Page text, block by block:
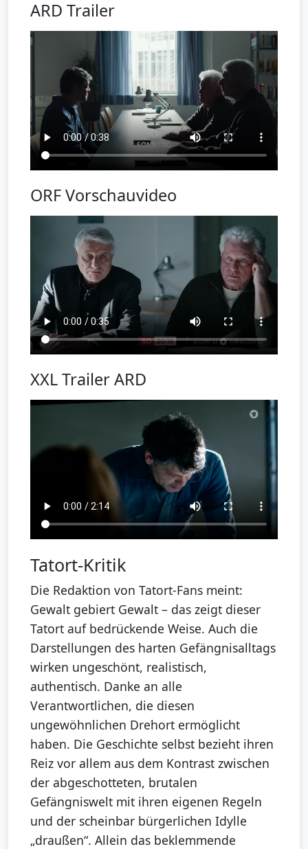
ARD Trailer
ORF Vorschauvideo
XXL Trailer ARD
Tatort-Kritik
Die Redaktion von Tatort-Fans meint:
Gewalt gebiert Gewalt – das zeigt dieser
Tatort auf bedrückende Weise. Auch die
Darstellungen des harten Gefängnisalltags
wirken ungeschönt, realistisch,
authentisch. Danke an alle
Verantwortlichen, die diesen
ungewöhnlichen Drehort ermöglicht
haben. Die Geschichte selbst bezieht ihren
Reiz vor allem aus dem Kontrast zwischen
der abgeschotteten, brutalen
Gefängniswelt mit ihren eigenen Regeln
und der scheinbar bürgerlichen Idylle
„draußen“. Allein das beklemmende